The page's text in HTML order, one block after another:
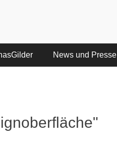
News und Presse